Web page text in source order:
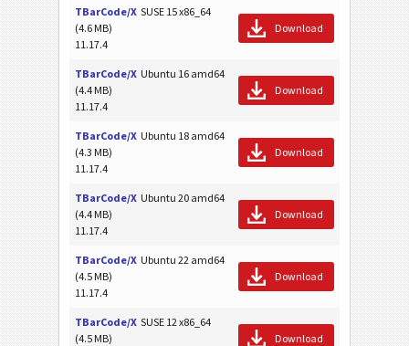
TBarCode/X SUSE 15 x86_64
(4.6 MB)
11.17.4
Download
TBarCode/X Ubuntu 16 amd64
(4.4 MB)
11.17.4
Download
TBarCode/X Ubuntu 18 amd64
(4.3 MB)
11.17.4
Download
TBarCode/X Ubuntu 20 amd64
(4.4 MB)
11.17.4
Download
TBarCode/X Ubuntu 22 amd64
(4.5 MB)
11.17.4
Download
TBarCode/X SUSE 12 x86_64
(4.5 MB)
Download